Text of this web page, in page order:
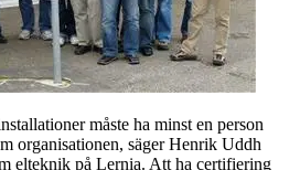
måste ha minst en person
organisationen, säger Henrik Uddh
elteknik på Lernia. Att ha certifiering